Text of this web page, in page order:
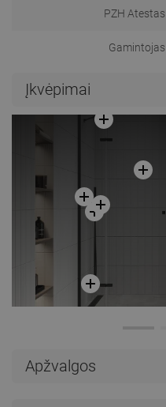
PZH Atestas
Gamintojas
Įkvėpimai
Apžvalgos